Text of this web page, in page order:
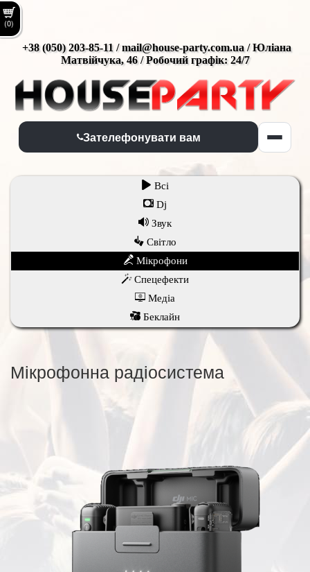
(0)
+38 (050) 203-85-11 / mail@house-party.com.ua / Юліана
Матвійчука, 46 / Робочий графік: 24/7
Зателефонувати вам
Всi
Dj
Звук
Світло
Мікрофони
Спецефекти
Медіа
Беклайн
Мікрофонна радіосистема